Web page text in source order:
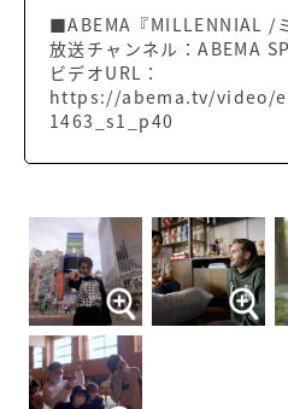
■ABEMA『MILLENNIAL /
放送チャンネル：ABEMA
ビデオURL：
https://abema.tv/video/
1463_s1_p40